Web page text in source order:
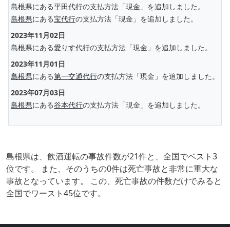
島根県にある平田代行の支払方法「現金」を追加しました。
島根県にある宝代行の支払方法「現金」を追加しました。
2023年11月02日
島根県にある愛りす代行の支払方法「現金」を追加しました。
2023年11月01日
島根県にある第一交通代行の支払方法「現金」を追加しました。
2023年07月03日
島根県にある谷本代行の支払方法「現金」を追加しました。
島根県は、飲酒運転の事故件数が21件と、全国でベスト3
位です。 また、そのうちの0件は死亡事故と非常に重大な
事故となっています。 この、死亡事故の件数だけでみると
全国でワースト45位です。